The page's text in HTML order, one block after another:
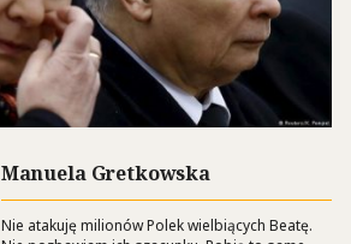
Manuela Gretkowska
Nie atakuję milionów Polek wielbiących Beatę.